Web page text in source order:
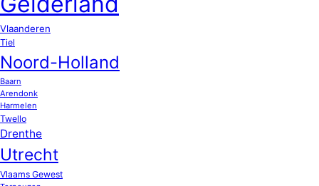
Vlaanderen
Tiel
Noord-Holland
Baarn
Arendonk
Harmelen
Twello
Drenthe
Utrecht
Vlaams Gewest